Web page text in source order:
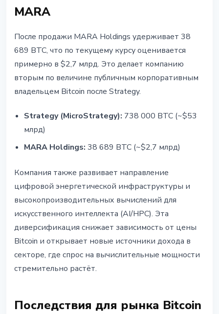
MARA
После продажи MARA Holdings удерживает 38
689 BTC, что по текущему курсу оценивается
примерно в $2,7 млрд. Это делает компанию
вторым по величине публичным корпоративным
владельцем Bitcoin после Strategy.
Strategy (MicroStrategy): 738 000 BTC (~$53
млрд)
MARA Holdings: 38 689 BTC (~$2,7 млрд)
Компания также развивает направление
цифровой энергетической инфраструктуры и
высокопроизводительных вычислений для
искусственного интеллекта (AI/HPC). Эта
диверсификация снижает зависимость от цены
Bitcoin и открывает новые источники дохода в
секторе, где спрос на вычислительные мощности
стремительно растёт.
Последствия для рынка Bitcoin